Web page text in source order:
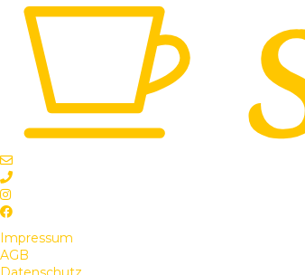
Impressum
AGB